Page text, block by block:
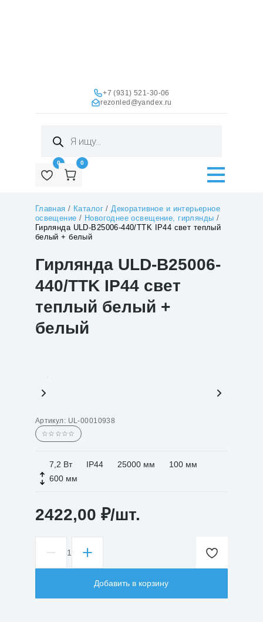
+7 (931) 521-30-06
rezonled@yandex.ru
товаров
0 0
Главная / Каталог/Декоративное и интерьерное
освещение / Новогоднее освещение, гирлянды /
Гирлянда ULD-B25006-440/TTK IP44 свет теплый
белый + белый
Гирлянда ULD-B25006-
440/TTK IP44 свет
теплый белый +
белый
Артикул: UL-00010938
☆☆☆☆☆
7,2 Вт IP44 25000 мм
100 мм
600 мм
2422,00 ₽/шт.
Количество
товара
B25006-
1
Добавить в корзину